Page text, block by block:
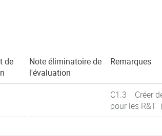
de
Note éliminatoire de
l'évaluation
Remarques
C1.3 Créer
pour les R&T